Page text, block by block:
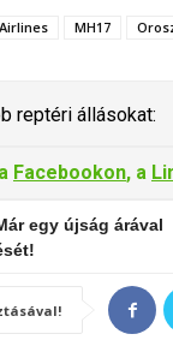
MH17
reptéri állásokat:
Facebookon, a
egy újság árával